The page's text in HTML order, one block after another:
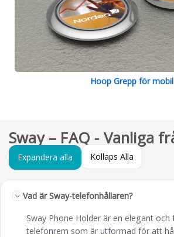
Hoop Grepp för mobil
Sway – FAQ - Vanliga
Expandera alla Kollaps Alla
Vad är Sway-telefonhållaren?
Sway Phone Holder är en elegant och
telefonrem som är utformad för att